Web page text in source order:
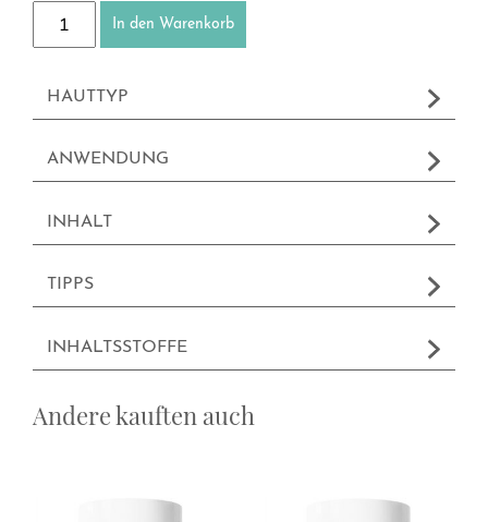
Creme Vivifiante Nachtcreme/Kälteschutzcreme Menge
In den Warenkorb
HAUTTYP
ANWENDUNG
INHALT
TIPPS
INHALTSSTOFFE
Andere kauften auch